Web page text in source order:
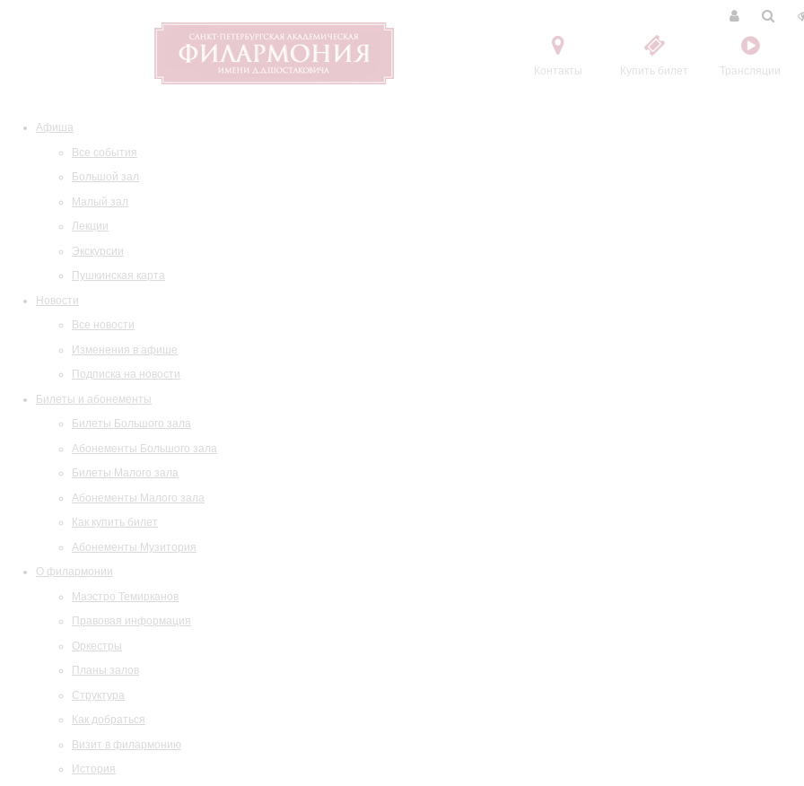
Контакты Купить билет Трансляции
Афиша
Все события
Большой зал
Малый зал
Лекции
Экскурсии
Пушкинская карта
Новости
Все новости
Изменения в афише
Подписка на новости
Билеты и абонементы
Билеты Большого зала
Абонементы Большого зала
Билеты Малого зала
Абонементы Малого зала
Как купить билет
Абонементы Музитория
О филармонии
Маэстро Темирканов
Правовая информация
Оркестры
Планы залов
Структура
Как добраться
Визит в филармонию
История